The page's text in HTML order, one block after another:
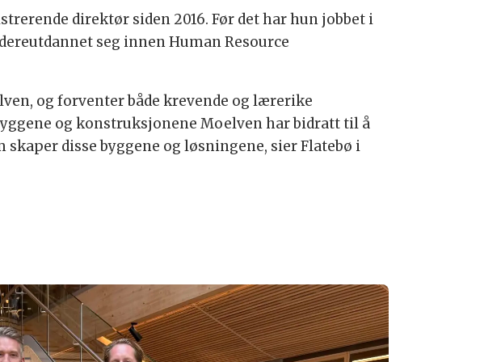
direktør siden 2016. Før det har hun jobbet i
seg innen Human Resource
og forventer både krevende og lærerike
og konstruksjonene Moelven har bidratt til å
disse byggene og løsningene, sier Flatebø i